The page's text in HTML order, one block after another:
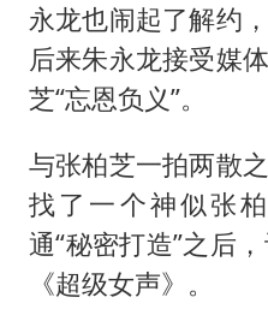
永龙也闹起了解约
后来朱永龙接受媒
芝“忘恩负义”。
与张柏芝一拍两散
找了一个神似张
通“秘密打造”之后
《超级女声》。